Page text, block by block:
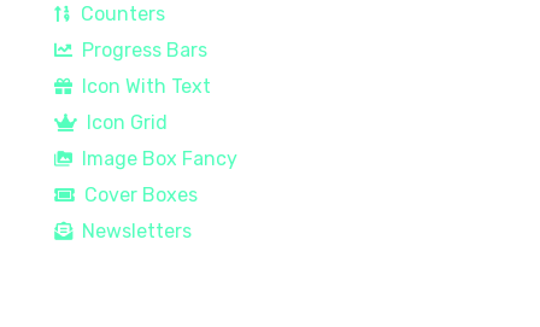
Counters
Progress Bars
Icon With Text
Icon Grid
Image Box Fancy
Cover Boxes
Newsletters